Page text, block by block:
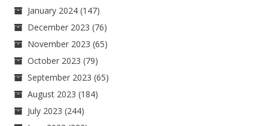
January 2024 (147)
December 2023 (76)
November 2023 (65)
October 2023 (79)
September 2023 (65)
August 2023 (184)
July 2023 (244)